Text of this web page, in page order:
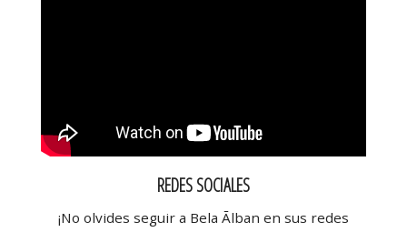
REDES SOCIALES
¡No olvides seguir a Bela Ālban en sus redes